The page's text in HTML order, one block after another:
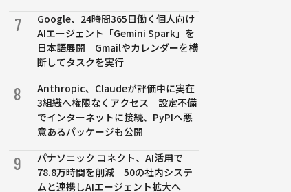
7
Google、24時間365日働く個人向け
AIエージェント「Gemini Spark」を
日本語展開 Gmailやカレンダーを横
断してタスクを実行
8
Anthropic、Claudeが評価中に実在
3組織へ権限なくアクセス 設定不備
でインターネットに接続、PyPIへ悪
意あるパッケージも公開
9
パナソニック コネクト、AI活用で
78.8万時間を削減 50の社内システ
ムと連携しAIエージェント拡大へ